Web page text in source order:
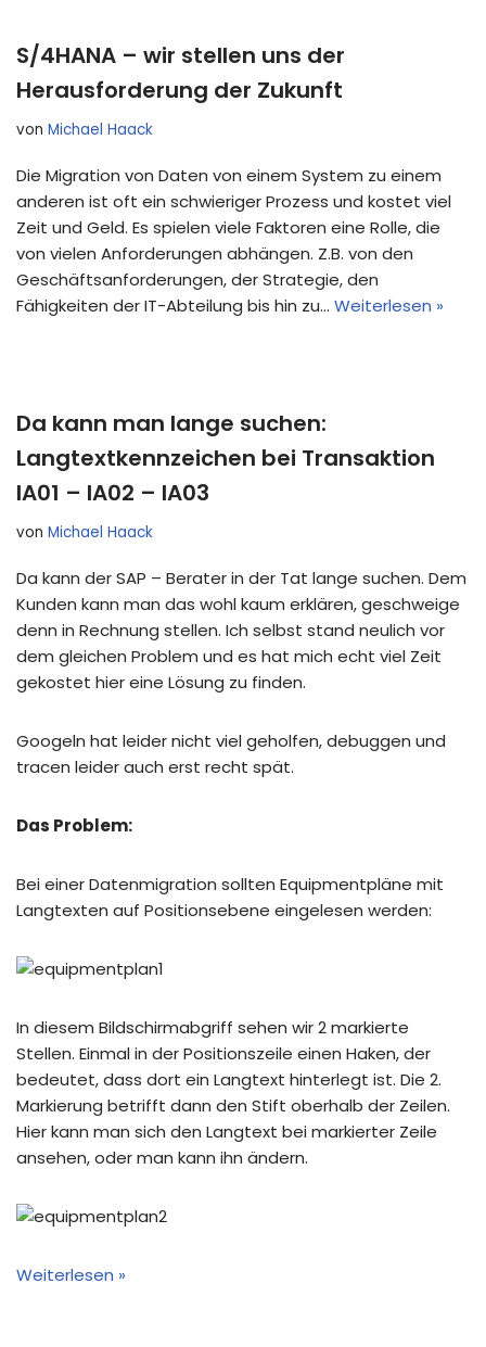
S/4HANA – wir stellen uns der
Herausforderung der Zukunft
von Michael Haack
Die Migration von Daten von einem System zu einem
anderen ist oft ein schwieriger Prozess und kostet viel
Zeit und Geld. Es spielen viele Faktoren eine Rolle, die
von vielen Anforderungen abhängen. Z.B. von den
Geschäftsanforderungen, der Strategie, den
Fähigkeiten der IT-Abteilung bis hin zu… Weiterlesen »
Da kann man lange suchen:
Langtextkennzeichen bei Transaktion
IA01 – IA02 – IA03
von Michael Haack
Da kann der SAP – Berater in der Tat lange suchen. Dem
Kunden kann man das wohl kaum erklären, geschweige
denn in Rechnung stellen. Ich selbst stand neulich vor
dem gleichen Problem und es hat mich echt viel Zeit
gekostet hier eine Lösung zu finden.
Googeln hat leider nicht viel geholfen, debuggen und
tracen leider auch erst recht spät.
Das Problem:
Bei einer Datenmigration sollten Equipmentpläne mit
Langtexten auf Positionsebene eingelesen werden:
In diesem Bildschirmabgriff sehen wir 2 markierte
Stellen. Einmal in der Positionszeile einen Haken, der
bedeutet, dass dort ein Langtext hinterlegt ist. Die 2.
Markierung betrifft dann den Stift oberhalb der Zeilen.
Hier kann man sich den Langtext bei markierter Zeile
ansehen, oder man kann ihn ändern.
Weiterlesen »